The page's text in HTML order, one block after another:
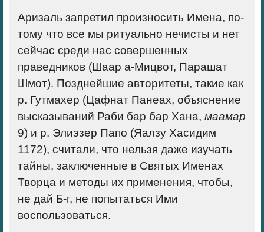
Аризаль запретил произносить Имена, по­
тому что все мы ритуально нечисты и нет
сейчас среди нас совершенных
праведников (Шаар а-Мицвот, Парашат
Шмот). Позднейшие авторитеты, такие как
р. Гутмахер (Цафнат Панеах, объяснение
высказываний Раби бар бар Хана, маамар
9) и р. Элиэзер Папо (Яалзу Хасидим
1172), считали, что нельзя даже изучать
тайны, за­ключенные в Святых Именах
Творца и методы их применения, чтобы,
не дай Б-г, не попытаться Ими
воспользоваться.